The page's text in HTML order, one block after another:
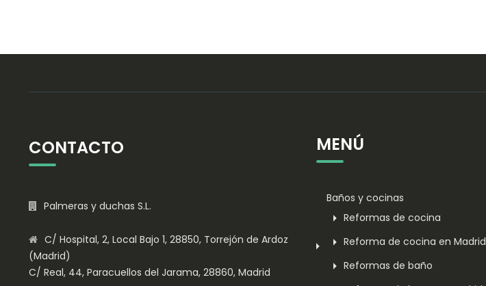
CONTACTO
Palmeras y duchas S.L.
C/ Hospital, 2, Local Bajo 1, 28850, Torrejón de Ardoz
(Madrid)
C/ Real, 44, Paracuellos del Jarama, 28860, Madrid
MENÚ
Baños y cocinas
Reformas de cocina
Reforma de cocina en Madrid
Reformas de baño